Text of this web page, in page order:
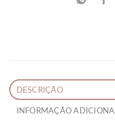
DESCRIÇÃO
INFORMAÇÃO